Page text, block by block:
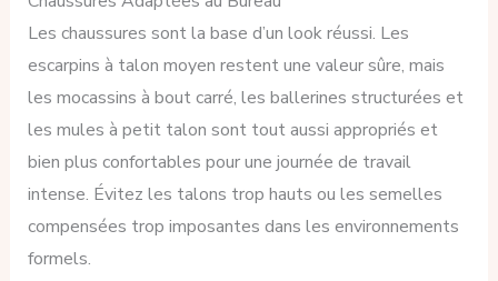
Les chaussures sont la base d’un look réussi. Les
escarpins à talon moyen restent une valeur sûre, mais
les mocassins à bout carré, les ballerines structurées et
les mules à petit talon sont tout aussi appropriés et
bien plus confortables pour une journée de travail
intense. Évitez les talons trop hauts ou les semelles
compensées trop imposantes dans les environnements
formels.